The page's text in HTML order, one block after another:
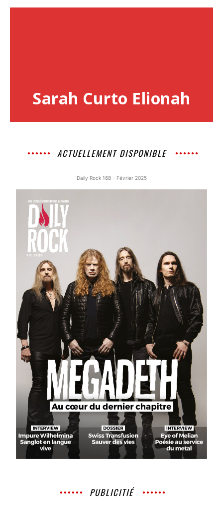
Sarah Curto Elionah
ACTUELLEMENT DISPONIBLE
Daily Rock 168 - Février 2025
PUBLICITIÉ